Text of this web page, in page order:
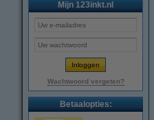
Mijn 123inkt.nl
Wachtwoord vergeten?
Betaalopties: